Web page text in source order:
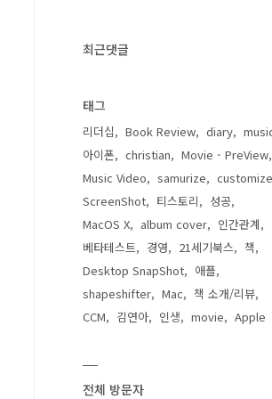
최근댓글
태그
리더십 Book Review diary
아이폰
christian
Movie - PreView
Music Video
samurize
customize
ScreenShot
티스토리
성공
MacOS X
album cover
인간관계
베타테스트
경영 21세기북스
책
Desktop SnapShot
애플
shapeshifter
Mac
책 소개/리뷰
CCM
김연아 인생 movie Apple
전체 방문자